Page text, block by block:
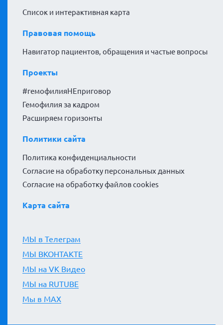
Список и интерактивная карта
Правовая помощь
Навигатор пациентов, обращения и частые вопросы
Проекты
#гемофилияНЕприговор
Гемофилия за кадром
Расширяем горизонты
Политики сайта
Политика конфиденциальности
Согласие на обработку персональных данных
Согласие на обработку файлов cookies
Карта сайта
МЫ в Телеграм
МЫ ВКОНТАКТЕ
МЫ на VK Видео
МЫ на RUTUBE
Мы в MAX